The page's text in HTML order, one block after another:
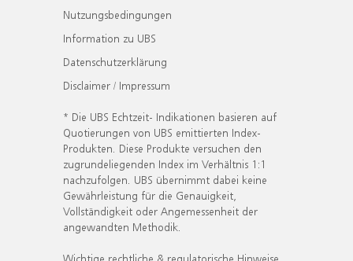
Nutzungsbedingungen
Information zu UBS
Datenschutzerklärung
Disclaimer / Impressum
* Die UBS Echtzeit- Indikationen basieren auf
Quotierungen von UBS emittierten Index-
Produkten. Diese Produkte versuchen den
zugrundeliegenden Index im Verhältnis 1:1
nachzufolgen. UBS übernimmt dabei keine
Gewährleistung für die Genauigkeit,
Vollständigkeit oder Angemessenheit der
angewandten Methodik.